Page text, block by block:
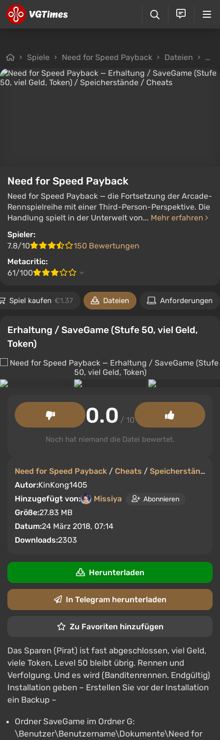
Spiele Need for Speed Payback Dateien
Need for Speed Payback
Need for Speed Payback — die Fortsetzung der Arcade-
Rennspielreihe mit einer Third-Person-Perspektive. Die
Handlung spielt in der Unterwelt von... Mehr erfahren
Spieler:
7.8/10
150 Bewertungen
Metacritic:
61/100
Spiel kaufen €1.37 Dateien Anforderungen
Erhaltung / SaveGame (Stufe 50, viel Geld,
Token)
Need for Speed Payback / Cheats / Speicherstände
Autor:KinKong1405
Hinzugefügt von:
Missiya Abonnieren
Größe:27.83 MB
Datum:24 März 2018, 07:14
Downloads:2303
0.0 / 10
Noch hat niemand die Datei bewertet.
Herunterladen
In Telegram herunterladen
Zu Favoriten hinzufügen
Das Sparen (Pirat) ist fast abgeschlossen, viel Geld,
viele Token, Level 50 bleibt übrig. Rennen und
Verfolgung. Und es wird (Banditenrennen. Endgültig)
Installation geben – Erstellen Sie vor der Installation
ein Backup –
Ordner SaveGame im Ordner G:
\Benutzer\Benutzername\Dokumente\Need for